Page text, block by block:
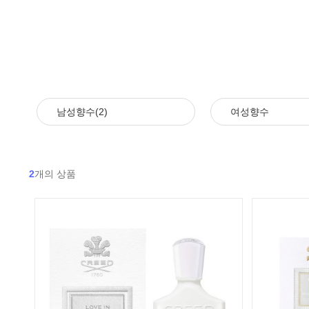
남성향수(2) 여성향수
2개의 상품